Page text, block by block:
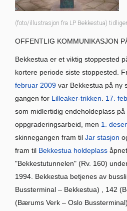
(foto/illustrasjon fra LP Bekkestua)
OFFENTLIG KOMMUNIKASJON
Bekkestua er et viktig stoppested
kortere periode siste stoppested.
februar 2009 var Bekkestua på ny
gangen for Lilleaker-trikken 17.
som midlertidig endeholdeplass
oppgraderingsarbeid, men 1.
skinnegangen fram til Jar stasjon
fram til Bekkestua holdeplass åpnet.
"Bekkestutunnelen" (Rv. 160)
1994. Bekkestua betjenes av
Bussterminal – Bekkestua) , 142
(Bærums Verk – Oslo